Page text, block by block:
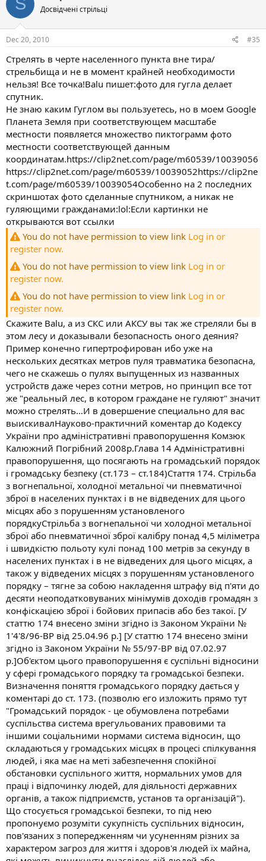
Досвідчені стрільці
Dec 20, 2010 #35
Стрелять в черте населенного пункта вне тира/
стрельбища и не в момент крайней необходимости
нельзя! Все точка!Balu пишет:фото для гугла делает
спутник.
Не знаю каким Гуглом вы пользуетесь, но в моем Google
Планета Земля при соответствующем масштабе
местности появляется множество пиктограмм фото
местности соответствующей данным
координатам.https://clip2net.com/page/m60539/10039056
https://clip2net.com/page/m60539/10039052https://clip2ne
t.com/page/m60539/10039054Особенно на 2 последних
скриншотах фото сделанные спутником, а никак не
гуляющими гражданами:lol:Если картинки не
открываются вот ссылки
You do not have permission to view link Log in or
register now.
You do not have permission to view link Log in or
register now.
You do not have permission to view link Log in or
register now.
Скажите Balu, а из СКС или АКСУ вы так же стреляли бы в
этом лесу и доказывали безопасность оного деяния?
Пример конечно гипертрофирован ибо уже на
нескольких десятках метров пуля травматика безопасна,
чего не скажешь о пулях выпущенных из названных
устройств даже через сотни метров, но принцип все тот
же "реальный лес, в котором граждане не гуляют" значит
можно стрелять…И в довершение специально для вас
выискивалНауково-практичний коментар до Кодексу
України про адміністративні правопорушення Комзюк
Калюжний Погрібний 2008р.Глава 14 Адміністративні
правопорушення, що посягають на громадський порядок
і громадську безпеку (ст.173 – ст.184)Стаття 174. Стрільба
з вогнепальної, холодної метальної чи пневматичної
зброї в населених пунктах і в не відведених для цього
місцях або з порушенням установленого
порядкуСтрільба з вогнепальної чи холодної метальної
зброї або пневматичної зброї калібру понад 4,5 міліметра
і швидкістю польоту кулі понад 100 метрів за секунду в
населених пунктах і в не відведених для цього місцях, а
також у відведених місцях з порушенням установленого
порядку – тягне за собою накладення штрафу від п'яти до
десяти неоподатковуваних мінімумів доходів громадян з
конфіскацією зброї і бойових припасів або без такої. [У
статтю 174 внесено зміни згідно із Законом України №
1'4'8/96-ВР від 25.04.96 р.] [У статтю 174 внесено зміни
згідно із Законом України № 55/97-ВР від 07.02.97
р.]Об'єктом цього правопорушення є суспільні відносини
у сфері громадського порядку та громадської безпеки.
Визначення поняття громадського порядку дається у
коментарі до ст. 173. (позволю его изложить прямо тут
"Громадський порядок - це обумовлена потребами
суспільства система врегульованих правовими та
іншими соціальними нормами система відносин, що
складаються у громадських місцях в процесі спілкування
людей, і яка має на меті забезпечення спокійної
обстановки суспільного життя, нормальних умов для
праці і відпочинку людей, для діяльності державних
органів, а також підприємств, установ та організацій").
Що стосується громадської безпеки, то під нею
пропонуємо розуміти сукупність суспільних відносин,
пов'язаних з попередженням чи усуненням різних за
характером загроз для життя і здоров'я людей їх майна,